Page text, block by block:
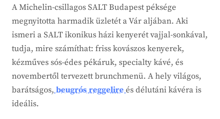
A Michelin-csillagos SALT Budapest péksége
megnyitotta harmadik üzletét a Vár aljában. Aki
ismeri a SALT ikonikus házi kenyerét vajjal-sonkával,
tudja, mire számíthat: friss kovászos kenyerek,
kézműves sós-édes pékáruk, specialty kávé, és
novembertől tervezett brunchmenü. A hely világos,
barátságos,beugrós reggelireés délutáni kávéra is
ideális.